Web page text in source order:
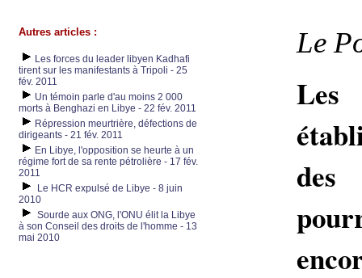
Autres articles :
Les forces du leader libyen Kadhafi
tirent sur les manifestants à Tripoli - 25
fév. 2011
Un témoin parle d'au moins 2 000
morts à Benghazi en Libye - 22 fév. 2011
Répression meurtrière, défections de
dirigeants - 21 fév. 2011
En Libye, l'opposition se heurte à un
régime fort de sa rente pétrolière - 17 fév.
2011
Le HCR expulsé de Libye - 8 juin
2010
Sourde aux ONG, l'ONU élit la Libye
à son Conseil des droits de l'homme - 13
mai 2010
Le
Les